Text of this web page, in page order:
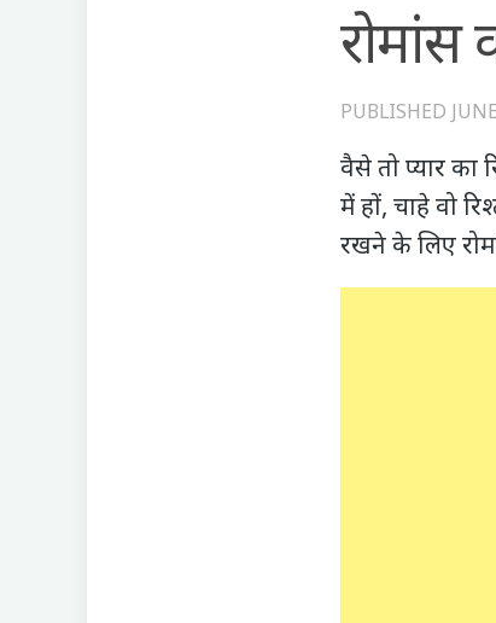
रोमांस
PUBLISHED
वैसे तो प्यार का
में हों, चाहे वो
रखने के लिए